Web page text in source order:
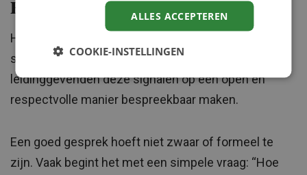
Het belang van het goede gesprek
Het herkennen van signalen is slechts de eerste
stap. De echte impact ontstaat wanneer
leidinggevenden deze signalen op een open en
respectvolle manier bespreekbaar maken.
Een goed gesprek hoeft niet zwaar of formeel te
zijn. Vaak begint het met een simpele vraag: “Hoe
ALLES ACCEPTEREN
COOKIE-INSTELLINGEN